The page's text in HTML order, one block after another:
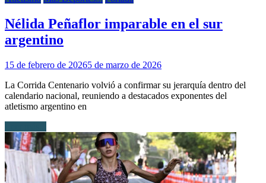
Nélida Peñaflor imparable en el sur
argentino
15 de febrero de 20265 de marzo de 2026
La Corrida Centenario volvió a confirmar su jerarquía dentro del
calendario nacional, reuniendo a destacados exponentes del
atletismo argentino en